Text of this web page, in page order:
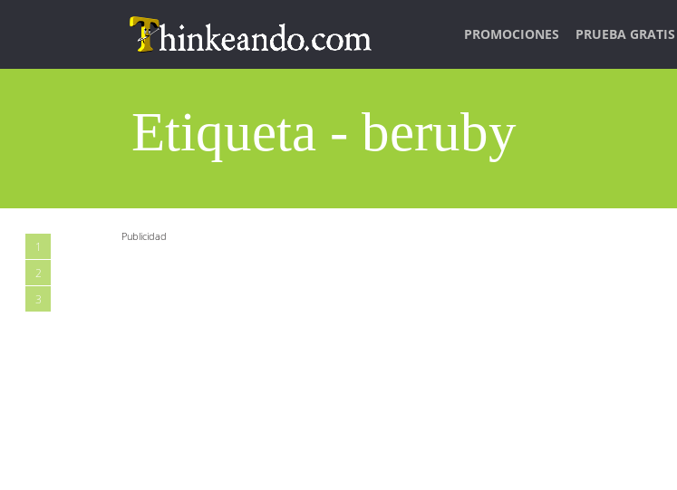
PROMOCIONES PRUEBA GRATIS
Etiqueta - beruby
1
2
3
Publicidad